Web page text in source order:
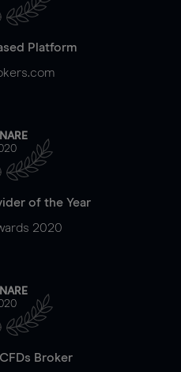
Platform
of the Year
2020
Broker